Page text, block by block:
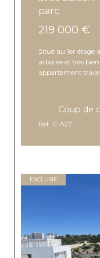
parc
219 000 €
Situé au 1er étage
arborée et très
appartement
Coup de
Réf : C-527
EXCLUSIF